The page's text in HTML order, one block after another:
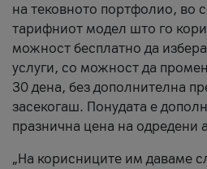
на тековното портфолио, во
тарифниот модел што го
можност бесплатно да
услуги, со можност да
30 дена, без дополнителна
засекогаш. Понудата е
празнична цена на одредени
„На корисниците им даваме